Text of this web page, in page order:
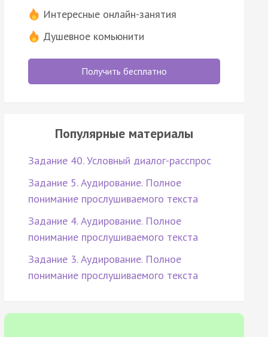
Интересные онлайн-занятия
Душевное комьюнити
Получить бесплатно
Популярные материалы
Задание 40. Условный диалог-расспрос
Задание 5. Аудирование. Полное
понимание прослушиваемого текста
Задание 4. Аудирование. Полное
понимание прослушиваемого текста
Задание 3. Аудирование. Полное
понимание прослушиваемого текста